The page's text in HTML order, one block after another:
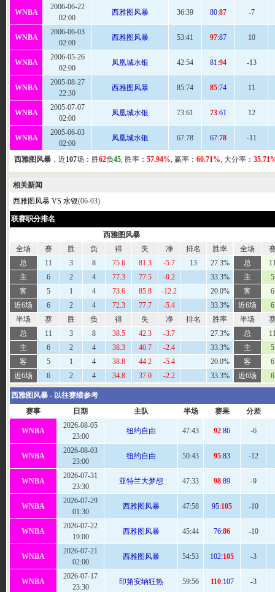
WNBA
2006-06-22
02:00
西雅图风暴 36:39 80:87 -7
WNBA
2006-06-03
02:00
西雅图风暴 53:41 97:87 10
WNBA
2006-05-26
02:00
凤凰城水银 42:54 81:94 -13
WNBA
2005-08-27
22:30
西雅图风暴 85:74 85:74 11
WNBA
2005-07-07
02:00
凤凰城水银 73:61 73:61 12
WNBA
2005-06-03
02:00
凤凰城水银 67:78 67:78 -11
西雅图风暴 ，近107场：胜62负45, 胜率： 57.94%, 赢率： 60.71%, 大分率：
相关新闻
西雅图风暴 VS 水银(06-03)
联赛职分排名
西雅图风暴
全场
赛 胜 负 得 失 净 排名
胜率
总
11 3 8 75.6 81.3 -5.7 13
27.3%
主
6 2 4 77.3 77.5 -0.2
33.3%
客
5 1 4 73.6 85.8 -12.2
20.0%
近6场
6 2 4 72.3 77.7 -5.4
33.3%
半场
赛 胜 负 得 失 净 排名
胜率
总
11 3 8 38.5 42.3 -3.7
27.3%
主
6 2 4 38.3 40.7 -2.4
33.3%
客
5 1 4 38.8 44.2 -5.4
20.0%
近6场
6 2 4 34.8 37.0 -2.2 33.3%
全场
总
主
5
客
6
近6场
6
半场
总
主
5
客
6
近6场
6
西雅图风暴 - 以往赛绩参考
赛事
日期 主队 半场 赛果 分差
WNBA
2026-08-05
23:00
纽约自由 47:43 92:86 -6
WNBA
2026-08-03
23:00
纽约自由 50:43 95:83 -12
WNBA
2026-07-31
23:30
亚特兰大梦想 47:33 98:89 -9
WNBA
2026-07-29
01:30
西雅图风暴 47:58 95:105 -10
WNBA
2026-07-22
19:00
西雅图风暴 45:44 76:86 -10
WNBA
2026-07-21
02:00
西雅图风暴 54:53 102:105 -3
WNBA
2026-07-17
23:30
印第安纳狂热 59:56 110:107 -3